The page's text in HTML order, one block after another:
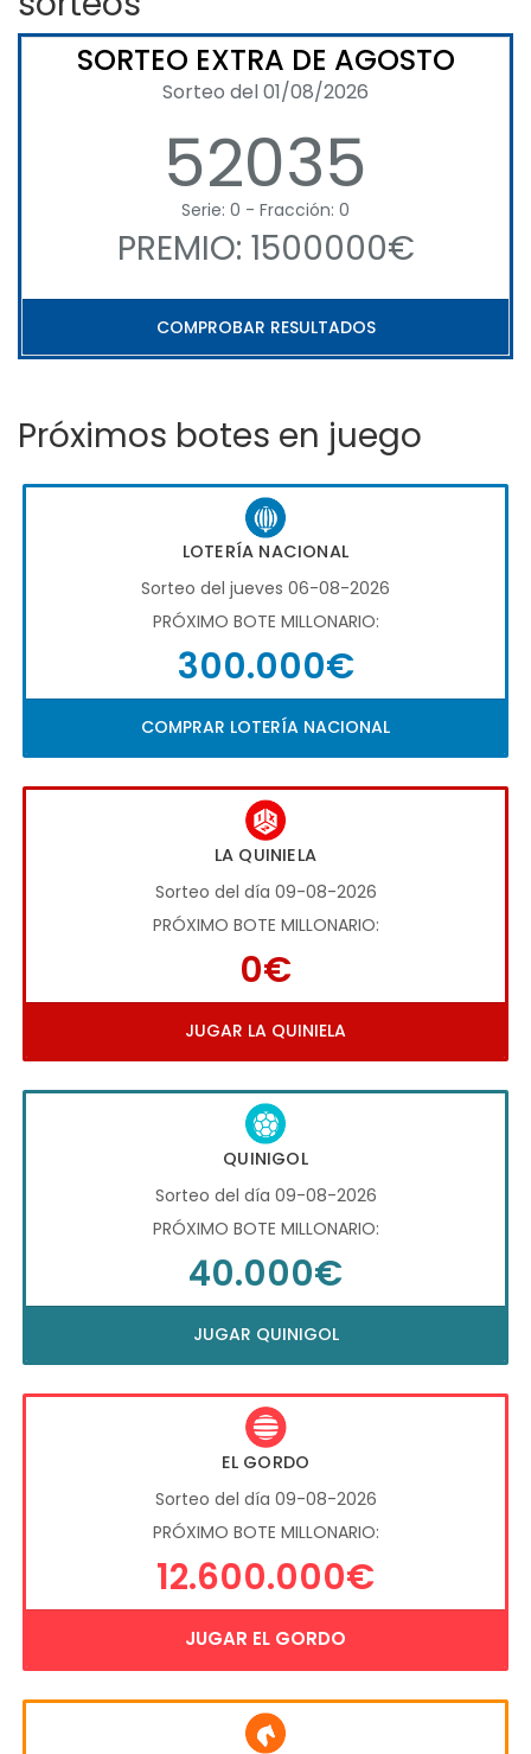
SORTEO EXTRA DE AGOSTO
Sorteo del 01/08/2026
52035
Serie: 0 - Fracción: 0
PREMIO: 1500000€
COMPROBAR RESULTADOS
Próximos botes en juego
LOTERÍA NACIONAL
Sorteo del jueves 06-08-2026
PRÓXIMO BOTE MILLONARIO:
300.000€
COMPRAR LOTERÍA NACIONAL
LA QUINIELA
Sorteo del día 09-08-2026
PRÓXIMO BOTE MILLONARIO:
0€
JUGAR LA QUINIELA
QUINIGOL
Sorteo del día 09-08-2026
PRÓXIMO BOTE MILLONARIO:
40.000€
JUGAR QUINIGOL
EL GORDO
Sorteo del día 09-08-2026
PRÓXIMO BOTE MILLONARIO:
12.600.000€
JUGAR EL GORDO